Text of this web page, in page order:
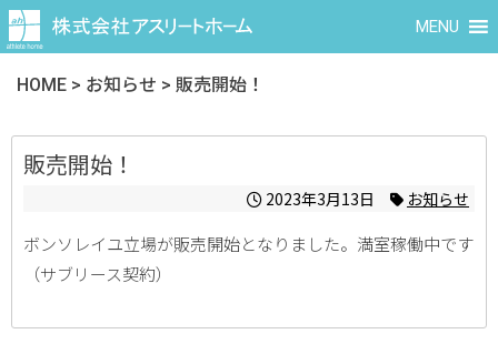
MENU
HOME > お知らせ > 販売開始！
販売開始！
2023年3月13日 お知らせ
ボンソレイユ立場が販売開始となりました。満室稼働中です
（サブリース契約）